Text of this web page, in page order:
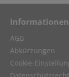
Informationen
AGB
Abkürzungen
Cookie-